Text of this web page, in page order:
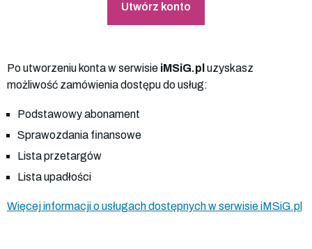
Utwórz konto
Po utworzeniu konta w serwisie iMSiG.pl uzyskasz
możliwość zamówienia dostępu do usług:
Podstawowy abonament
Sprawozdania finansowe
Lista przetargów
Lista upadłości
Więcej informacji o usługach dostępnych w serwisie iMSiG.pl